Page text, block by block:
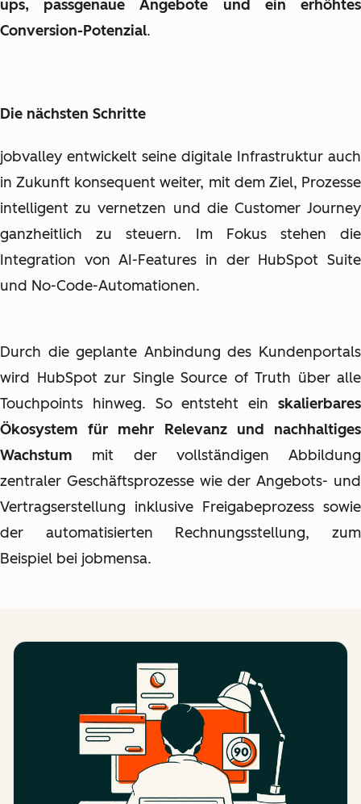
ups, passgenaue Angebote und ein erhöhtes
Conversion-Potenzial.
Die nächsten Schritte
jobvalley entwickelt seine digitale Infrastruktur auch
in Zukunft konsequent weiter, mit dem Ziel, Prozesse
intelligent zu vernetzen und die Customer Journey
ganzheitlich zu steuern. Im Fokus stehen die
Integration von AI-Features in der HubSpot Suite
und No-Code-Automationen.
Durch die geplante Anbindung des Kundenportals
wird HubSpot zur Single Source of Truth über alle
Touchpoints hinweg. So entsteht ein skalierbares
Ökosystem für mehr Relevanz und nachhaltiges
Wachstum mit der vollständigen Abbildung
zentraler Geschäftsprozesse wie der Angebots- und
Vertragserstellung inklusive Freigabeprozess sowie
der automatisierten Rechnungsstellung, zum
Beispiel bei jobmensa.